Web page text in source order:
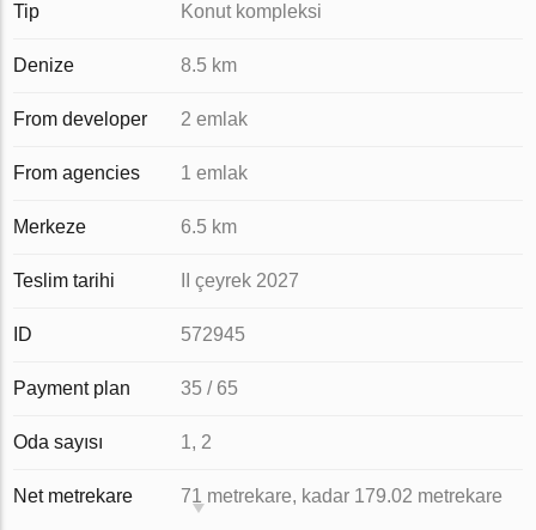
Tip Konut kompleksi
Denize 8.5 km
From developer 2 emlak
From agencies 1 emlak
Merkeze 6.5 km
Teslim tarihi II çeyrek 2027
ID 572945
Payment plan 35 / 65
Oda sayısı 1, 2
Net metrekare 71 metrekare, kadar 179.02 metrekare